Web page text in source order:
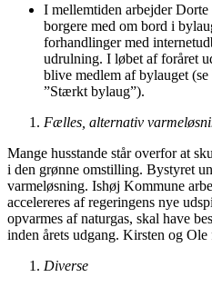
I mellemtiden arbejder
borgere med om bord i
forhandlinger med
udrulning. I løbet af foråret
blive medlem af bylauget
”Stærkt bylaug”).
Fælles, alternativ
Mange husstande står overfor at
i den grønne omstilling. Bystyret
varmeløsning. Ishøj Kommune
accelereres af regeringens nye
opvarmes af naturgas, skal have
inden årets udgang. Kirsten og Ole
Diverse